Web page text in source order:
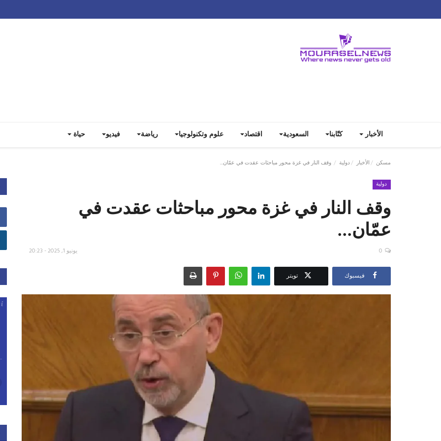
الأخبار كتّابنا السعودية اقتصاد علوم وتكنولوجيا رياضة فيديو حياة
مسكن الأخبار دولية وقف النار في غزة محور مباحثات عقدت في عمّان...
دولية
وقف النار في غزة محور مباحثات عقدت في
عمّان...
يونيو 1, 2025 - 20:23 0
فيسبوك تويتر